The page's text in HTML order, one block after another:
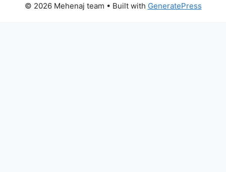
© 2026 Mehenaj team • Built with GeneratePress